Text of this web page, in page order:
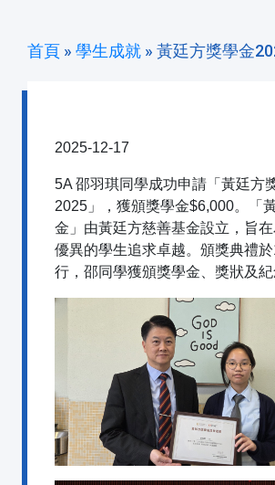
首頁 » 學生成就 » 黃廷方獎學金
2025-12-17
5A 邵羽琪同學成功申請「黃廷方
2025」，獲頒獎學金$6,000。「
金」由黃廷方慈善基金設立，旨
優異的學生追求卓越。頒獎典禮
行，邵同學獲頒獎學金、獎狀及紀